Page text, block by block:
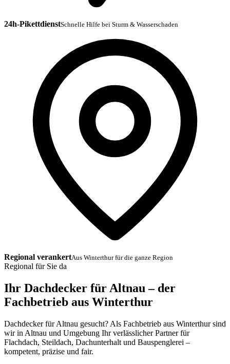
24h-PikettdienstSchnelle Hilfe bei Sturm & Wasserschaden
Regional verankertAus Winterthur für die ganze Region
Regional für Sie da
Ihr Dachdecker für Altnau – der
Fachbetrieb aus Winterthur
Dachdecker für Altnau gesucht? Als Fachbetrieb aus Winterthur sind
wir in Altnau und Umgebung Ihr verlässlicher Partner für
Flachdach, Steildach, Dachunterhalt und Bauspenglerei –
kompetent, präzise und fair.